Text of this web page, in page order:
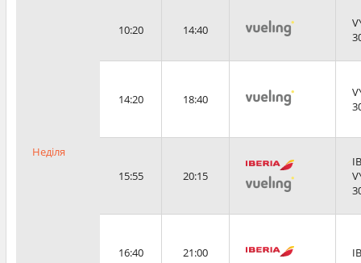
Неділя
10:20 14:40
14:20 18:40
15:55 20:15
16:40 21:00